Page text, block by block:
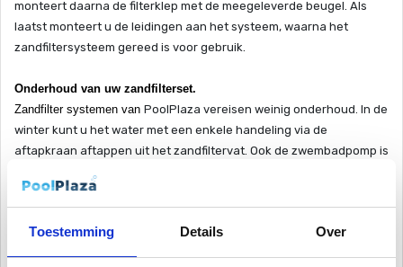
Toestemming Details Over
monteert daarna de filterklep met de meegeleverde beugel. Als
laatst monteert u de leidingen aan het systeem, waarna het
zandfiltersysteem gereed is voor gebruik.
Onderhoud van uw zandfilterset.
Zandfilter systemen van PoolPlaza vereisen weinig onderhoud. In de
winter kunt u het water met een enkele handeling via de
aftapkraan aftappen uit het zandfiltervat. Ook de zwembadpomp is
terugspoelen van het zandfilter systeem is via de
meerstandklep is eenvoudig te zien wanneer dit nodig is. U spoelt
het zandfilter door, totdat het water in het kijkglas weer een